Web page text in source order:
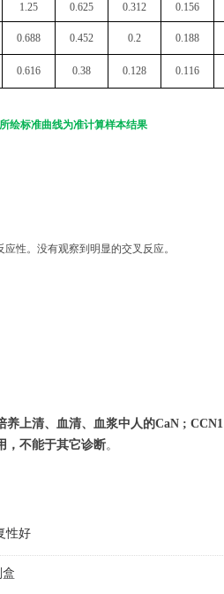
1.25 0.625 0.312 0.156
0.688 0.452 0.2 0.188
0.616 0.38 0.128 0.116
绘标准曲线为准计算样本结果
应性。没有观察到明显的交叉反应。
养上清、血清、血浆中人的CaN ; CCN1
，不能于其它诊断。
性好